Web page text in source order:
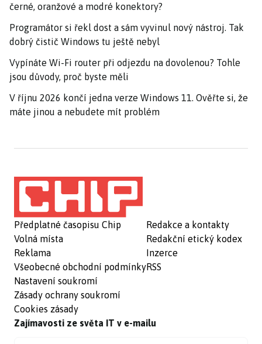
černé, oranžové a modré konektory?
Programátor si řekl dost a sám vyvinul nový nástroj. Tak
dobrý čistič Windows tu ještě nebyl
Vypínáte Wi-Fi router při odjezdu na dovolenou? Tohle
jsou důvody, proč byste měli
V říjnu 2026 končí jedna verze Windows 11. Ověřte si, že
máte jinou a nebudete mít problém
Předplatné časopisu Chip
Volná místa
Reklama
Všeobecné obchodní podmínky
Nastavení soukromí
Zásady ochrany soukromí
Cookies zásady
Redakce a kontakty
Redakční etický kodex
Inzerce
RSS
Zajímavosti ze světa IT v e-mailu